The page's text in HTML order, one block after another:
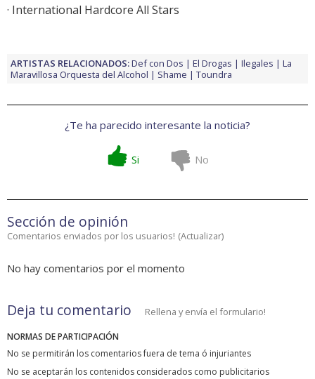
· International Hardcore All Stars
ARTISTAS RELACIONADOS:Def con Dos El Drogas Ilegales
La
Maravillosa Orquesta del Alcohol
Shame Toundra
¿Te ha parecido interesante la noticia?
Si No
Sección de opinión
Comentarios enviados por los usuarios! (Actualizar)
No hay comentarios por el momento
Deja tu comentario Rellena y envía el formulario!
NORMAS DE PARTICIPACIÓN
No se permitirán los comentarios fuera de tema ó injuriantes
No se aceptarán los contenidos considerados como publicitarios